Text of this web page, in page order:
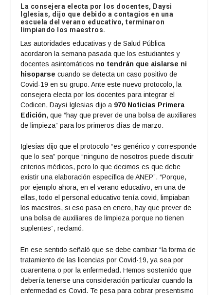
La consejera electa por los docentes, Daysi
Iglesias, dijo que debido a contagios en una
escuela del verano educativo, terminaron
limpiando los maestros.
Las autoridades educativas y de Salud Pública
acordaron la semana pasada que los estudiantes y
docentes asintomáticos no tendrán que aislarse ni
hisoparse cuando se detecta un caso positivo de
Covid-19 en su grupo. Ante este nuevo protocolo, la
consejera electa por los docentes para integrar el
Codicen, Daysi Iglesias dijo a 970 Noticias Primera
Edición, que “hay que prever de una bolsa de auxiliares
de limpieza” para los primeros días de marzo.
Iglesias dijo que el protocolo “es genérico y corresponde
que lo sea” porque “ninguno de nosotros puede discutir
criterios médicos, pero lo que decimos es que debe
existir una elaboración específica de ANEP”. “Porque,
por ejemplo ahora, en el verano educativo, en una de
ellas, todo el personal educativo tenía covid, limpiaban
los maestros, si eso pasa en enero, hay que prever de
una bolsa de auxiliares de limpieza porque no tienen
suplentes”, reclamó.
En ese sentido señaló que se debe cambiar “la forma de
tratamiento de las licencias por Covid-19, ya sea por
cuarentena o por la enfermedad. Hemos sostenido que
debería tenerse una consideración particular cuando la
enfermedad es Covid. Te pesa para cobrar presentismo